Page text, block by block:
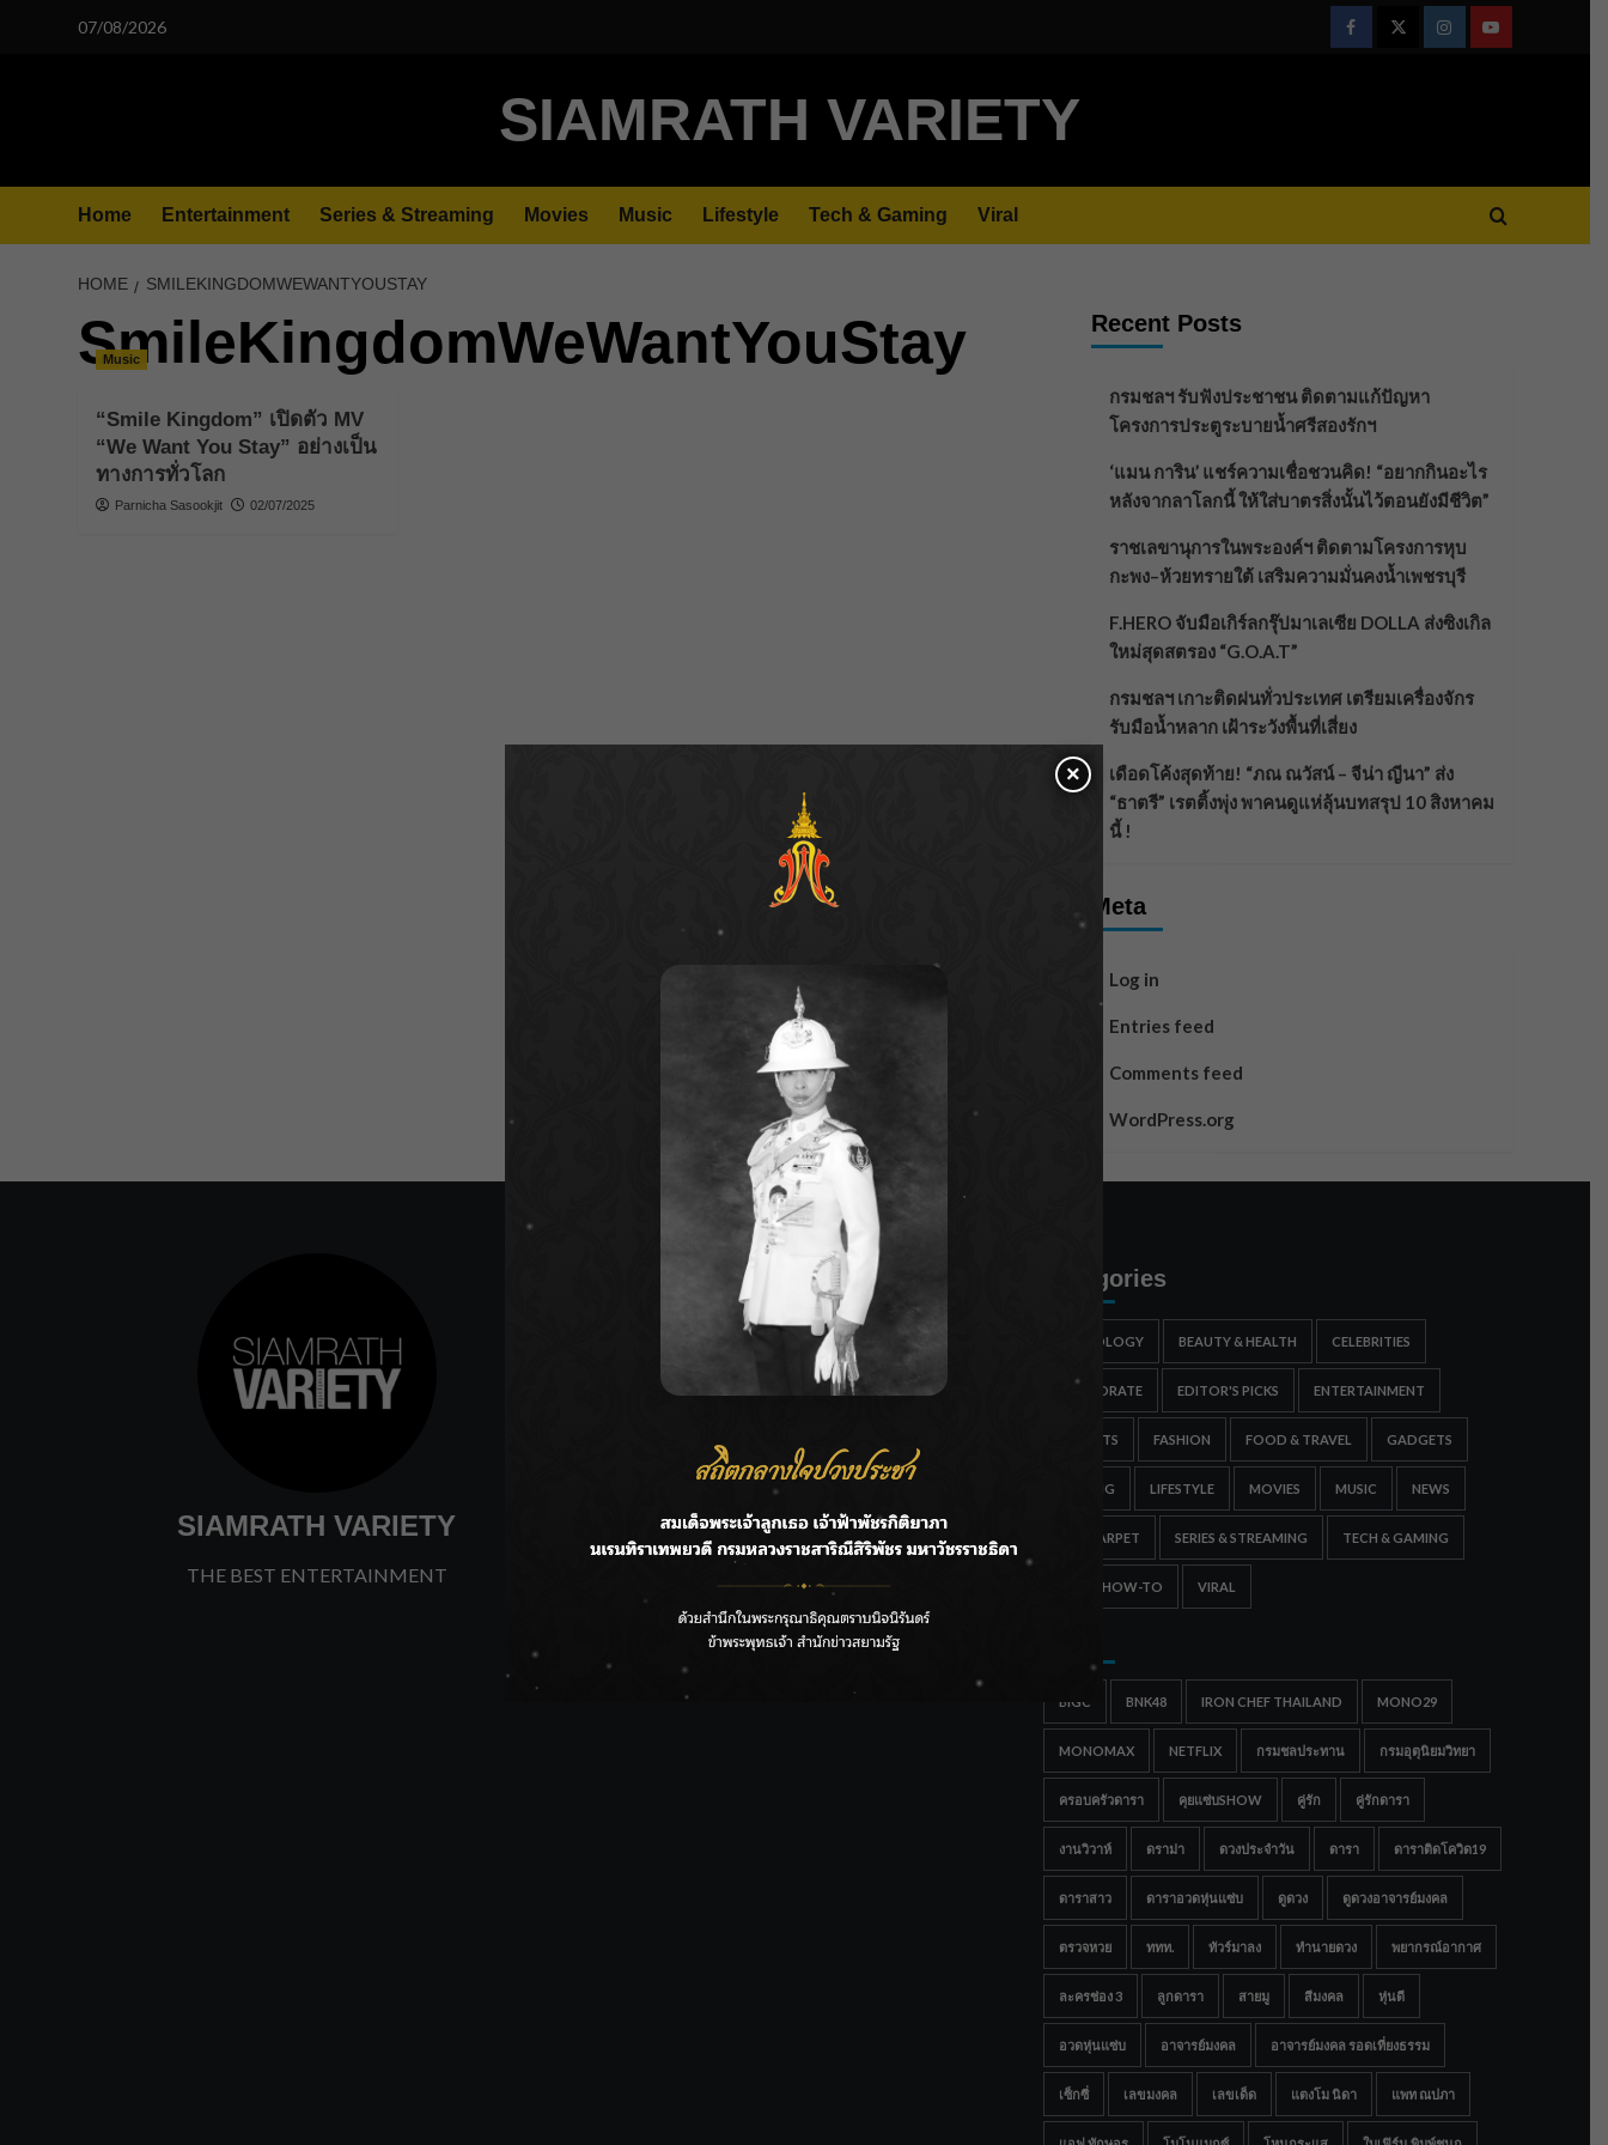
07/08/2026
FacebookTwitterInstagramYoutube
SIAMRATH VARIETY
Home Entertainment Series & Streaming Movies Music Lifestyle Tech & Gaming Viral
HOME SMILEKINGDOMWEWANTYOUSTAY
SmileKingdomWeWantYouStay
Music
“Smile Kingdom” เปิดตัว MV
“We Want You Stay” อย่างเป็น
ทางการทั่วโลก
Parnicha Sasookjit 02/07/2025
Recent Posts
กรมชลฯ รับฟังประชาชน ติดตามแก้ปัญหา
โครงการประตูระบายน้ำศรีสองรักฯ
‘แมน การิน’ แชร์ความเชื่อชวนคิด! “อยากกินอะไร
หลังจากลาโลกนี้ ให้ใส่บาตรสิ่งนั้นไว้ตอนยังมีชีวิต”
ราชเลขานุการในพระองค์ฯ ติดตามโครงการหุบ
กะพง–ห้วยทรายใต้ เสริมความมั่นคงน้ำเพชรบุรี
F.HERO จับมือเกิร์ลกรุ๊ปมาเลเซีย DOLLA ส่งซิงเกิล
ใหม่สุดสตรอง “G.O.A.T”
กรมชลฯ เกาะติดฝนทั่วประเทศ เตรียมเครื่องจักร
รับมือน้ำหลาก เฝ้าระวังพื้นที่เสี่ยง
เดือดโค้งสุดท้าย! “ภณ ณวัสน์ – จีน่า ญีนา” ส่ง
“ธาตรี” เรตติ้งพุ่ง พาคนดูแห่ลุ้นบทสรุป 10 สิงหาคม
นี้ !
Meta
Log in
Entries feed
Comments feed
WordPress.org
SIAMRATH VARIETY
THE BEST ENTERTAINMENT
กรมชลฯ รับฟังประชาชน ติดตามแก้ปัญหาโครงการประตู
ลาโลกนี้ ให้ใส่บาตรสิ่งนั้นไว้ตอนยังมีชีวิต”
ราชเลขานุการในพระองค์ฯ ติดตามโครงการหุบกะพง–ห้วย
ทรายใต้ เสริมความมั่นคงน้ำเพชรบุรี
ตรอง “G.O.A.T”
กรมชลฯ เกาะติดฝนทั่วประเทศ เตรียมเครื่องจักรรับมือน้ำ
Categories
ASTROLOGY BEAUTY & HEALTH CELEBRITIES
CORPORATE EDITOR'S PICKS ENTERTAINMENT
ESPORTS FASHION FOOD & TRAVEL GADGETS
GAMING LIFESTYLE MOVIES MUSIC NEWS
RED CARPET SERIES & STREAMING TECH & GAMING
TIPS & HOW-TO VIRAL
BIGC BNK48 IRON CHEF THAILAND MONO29
MONOMAX NETFLIX กรมชลประทาน กรมอุตุนิยมวิทยา
ครอบครัวดารา คุยแซ่บSHOW คู่รัก คู่รักดารา
งานวิวาห์ ดราม่า ดวงประจำวัน ดารา ดาราติดโควิด19
ดาราสาว ดาราอวดหุ่นแซ่บ ดูดวง ดูดวงอาจารย์มงคล
ตรวจหวย ททท. ทัวร์มาลง ทำนายดวง พยากรณ์อากาศ
ละครช่อง 3 ลูกดารา สายมู สีมงคล หุ่นดี
อวดหุ่นแซ่บ อาจารย์มงคล อาจารย์มงคล รอดเที่ยงธรรม
เซ็กซี่ เลขมงคล เลขเด็ด แตงโม นิดา แพท ณปภา
×